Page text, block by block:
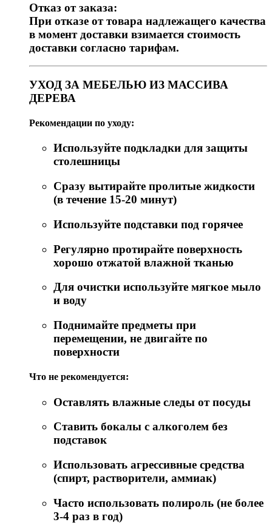
Отказ от заказа:
При отказе от товара надлежащего качества
в момент доставки взимается стоимость
доставки согласно тарифам.
УХОД ЗА МЕБЕЛЬЮ ИЗ МАССИВА
ДЕРЕВА
Рекомендации по уходу:
Используйте подкладки для защиты
столешницы
Сразу вытирайте пролитые жидкости
(в течение 15-20 минут)
Используйте подставки под горячее
Регулярно протирайте поверхность
хорошо отжатой влажной тканью
Для очистки используйте мягкое мыло
и воду
Поднимайте предметы при
перемещении, не двигайте по
поверхности
Что не рекомендуется:
Оставлять влажные следы от посуды
Ставить бокалы с алкоголем без
подставок
Использовать агрессивные средства
(спирт, растворители, аммиак)
Часто использовать полироль (не более
3-4 раз в год)